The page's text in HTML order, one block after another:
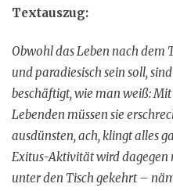
Textauszug:
Obwohl das Leben nach dem
und paradiesisch sein soll,
beschäftigt, wie man weiß:
Lebenden müssen sie
ausdünsten, ach, klingt alles
Exitus-Aktivität wird dagegen
unter den Tisch gekehrt –